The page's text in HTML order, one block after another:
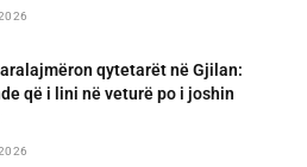
qytetarët në Gjilan:
që i lini në veturë po i joshin